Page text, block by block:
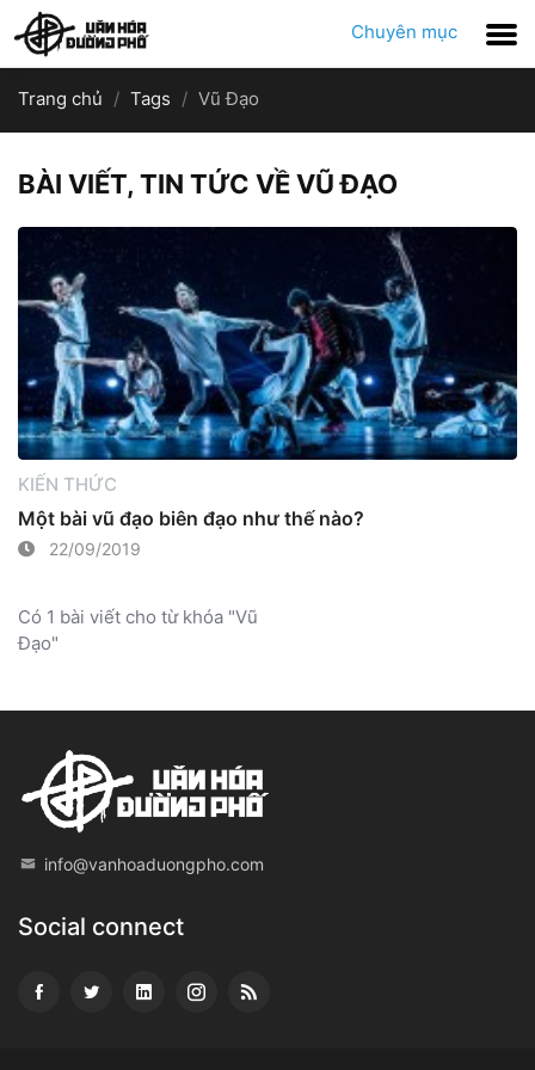
Chuyên mục
Trang chủ Tags Vũ Đạo
BÀI VIẾT, TIN TỨC VỀ VŨ ĐẠO
KIẾN THỨC
Một bài vũ đạo biên đạo như thế nào?
22/09/2019
Có 1 bài viết cho từ khóa "Vũ
Đạo"
info@vanhoaduongpho.com
Social connect